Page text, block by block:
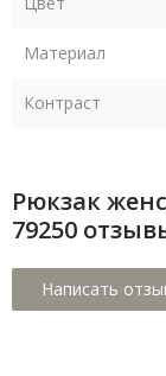
Материал
Контраст
Рюкзак
79250